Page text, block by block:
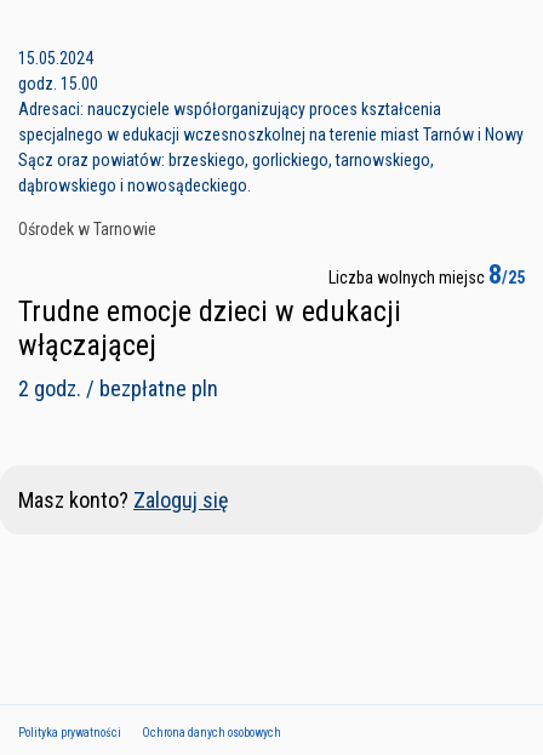
15.05.2024
godz. 15.00
Adresaci: nauczyciele współorganizujący proces kształcenia
specjalnego w edukacji wczesnoszkolnej na terenie miast Tarnów i Nowy
Sącz oraz powiatów: brzeskiego, gorlickiego, tarnowskiego,
dąbrowskiego i nowosądeckiego.
Ośrodek w Tarnowie
Liczba wolnych miejsc 8/25
Trudne emocje dzieci w edukacji
włączającej
2 godz. / bezpłatne pln
Masz konto? Zaloguj się
Polityka prywatności Ochrona danych osobowych